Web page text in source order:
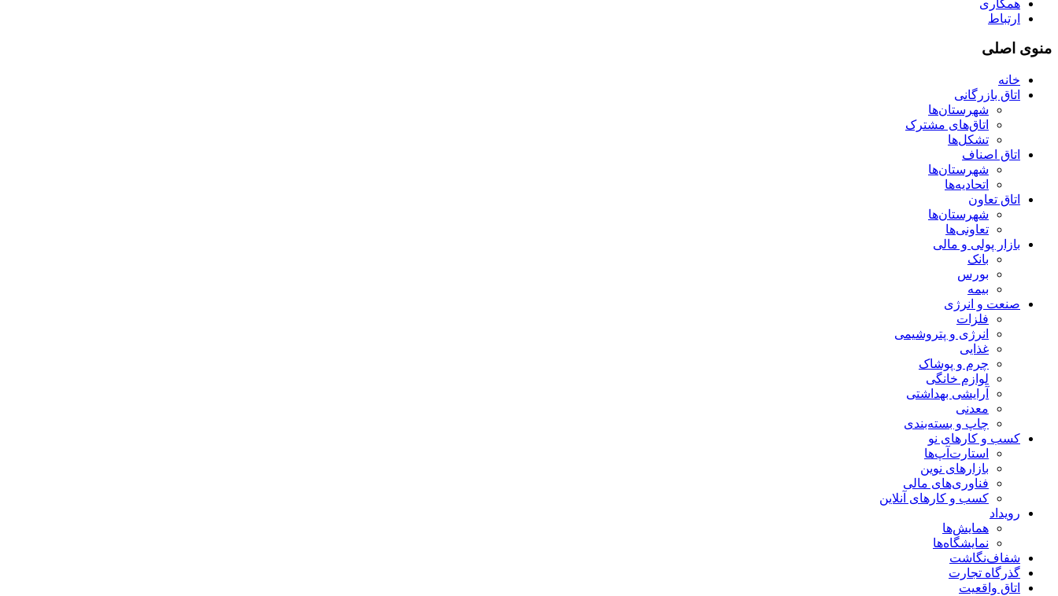
همکاری
ارتباط
منوی اصلی
خانه
اتاق بازرگانی
شهرستان‌ها
اتاق‌های مشترک
تشکل‌ها
اتاق اصناف
شهرستان‌ها
اتحادیه‌ها
اتاق تعاون
شهرستان‌ها
تعاونی‌ها
بازار پولی و مالی
بانک
بورس
بیمه
صنعت و انرژی
فلزات
انرژی و پتروشیمی
غذایی
چرم و پوشاک
لوازم خانگی
آرایشی بهداشتی
معدنی
چاپ و بسته‌بندی
کسب و کارهای نو
استارت‌آپ‌ها
بازارهای نوین
فناوری‌های مالی
کسب و کارهای آنلاین
رویداد
همایش‌ها
نمایشگاه‌ها
شفاف‌نگاشت
گذرگاه تجارت
اتاق واقعیت